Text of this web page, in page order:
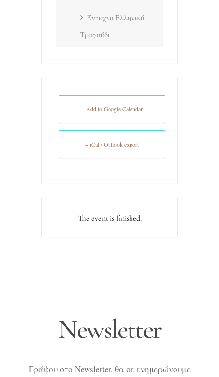
Έντεχνο Ελληνικό
Τραγούδι
+ Add to Google Calendar
+ iCal / Outlook export
The event is finished.
Newsletter
Γράψου στο Newsletter, θα σε ενημερώνουμε